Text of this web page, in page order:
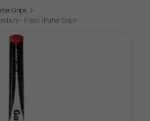
Grips
- Pistol (Putter Grip)